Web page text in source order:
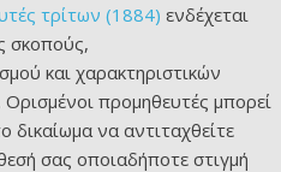
τρίτων (1884) ενδέχεται
σκοπούς,
και χαρακτηριστικών
προμηθευτές μπορεί
δικαίωμα να αντιταχθείτε
σας οποιαδήποτε στιγμή